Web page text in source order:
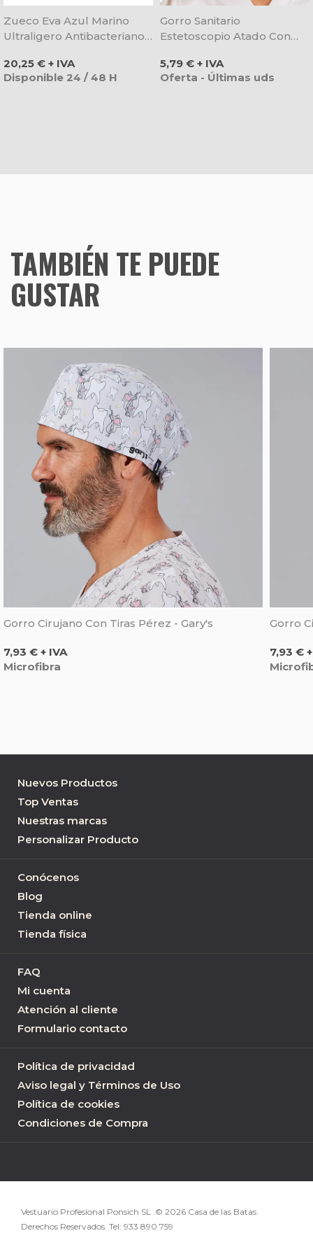
Zueco Eva Azul Marino
Ultraligero Antibacteriano -
Precio
20,25 € + IVA
Disponible 24 / 48 H
Gorro Sanitario
Estetoscopio Atado Con
Precio
5,79 € + IVA
Oferta - Últimas uds
TAMBIÉN TE PUEDE
GUSTAR
Gorro Cirujano Con Tiras Pérez - Gary's
Precio
7,93 € + IVA
Microfibra
Gorro
Precio
7,93 €
Nuevos Productos
Top Ventas
Nuestras marcas
Personalizar Producto
Conócenos
Blog
Tienda online
Tienda física
FAQ
Mi cuenta
Atención al cliente
Formulario contacto
Política de privacidad
Aviso legal y Términos de Uso
Política de cookies
Condiciones de Compra
Vestuario Profesional Ponsich SL .© 2026 Casa de las Batas.
Derechos Reservados. Tel: 933 890 759